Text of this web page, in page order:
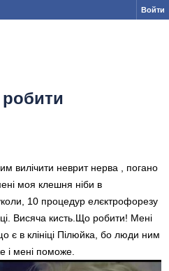
Войти
вилічити неврит нерва , погано
моя клешня ніби в
10 процедур елєктрофорезу
Висяча кисть.Що робити! Мені
є в клініці Пілюйка, бо люди ним
і мені поможе.